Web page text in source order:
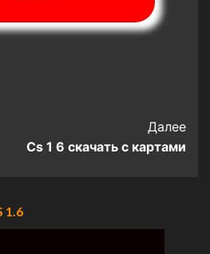
Далее
Cs 1 6 скачать с картами
1.6